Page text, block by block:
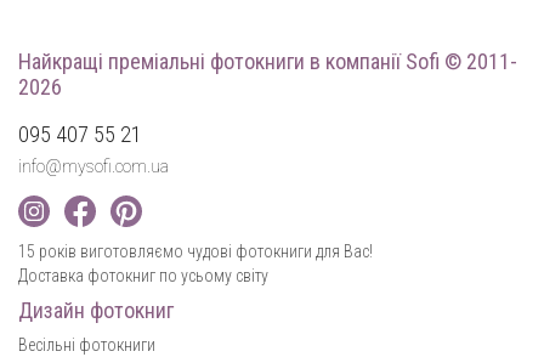
Найкращі преміальні фотокниги в компанії Sofi © 2011-
2026
095 407 55 21
info@mysofi.com.ua
15 років виготовляємо чудові фотокниги для Вас!
Доставка фотокниг по усьому світу
Дизайн фотокниг
Весільні фотокниги